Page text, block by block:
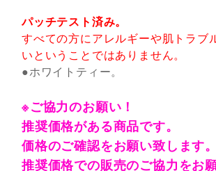
パッチテスト済み。
すべての方にアレルギーや肌トラブ
いということではありません。
●ホワイトティー。
※ご協力のお願い！
推奨価格がある商品です。
価格のご確認をお願い致します。
推奨価格での販売のご協力をお